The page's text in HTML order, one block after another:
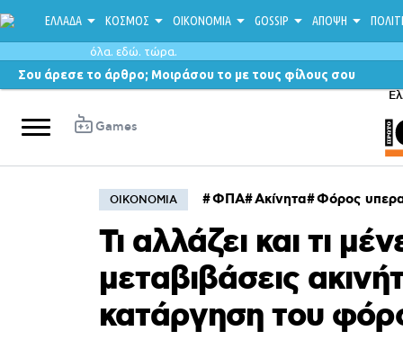
ΕΛΛΑΔΑ ΚΟΣΜΟΣ ΟΙΚΟΝΟΜΙΑ GOSSIP ΑΠΟΨΗ
όλα. εδώ. τώρα.
Σου άρεσε το άρθρο; Μοιράσου το με τους φίλους σου